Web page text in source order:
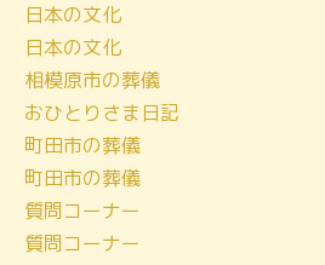
日本の文化
日本の文化
相模原市の葬儀
おひとりさま日記
町田市の葬儀
町田市の葬儀
質問コーナー
質問コーナー